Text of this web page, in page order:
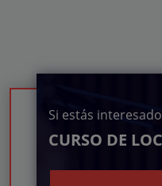
Si estás
CURSO DE